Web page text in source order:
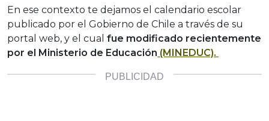
En ese contexto te dejamos el calendario escolar
publicado por el Gobierno de Chile a través de su
portal web, y el cual fue modificado recientemente
por el Ministerio de Educación (MINEDUC).